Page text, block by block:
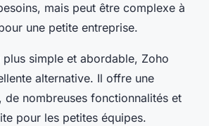
mais peut être complexe à
une petite entreprise.
plus simple et abordable, Zoho
alternative. Il offre une
de nombreuses fonctionnalités et
pour les petites équipes.